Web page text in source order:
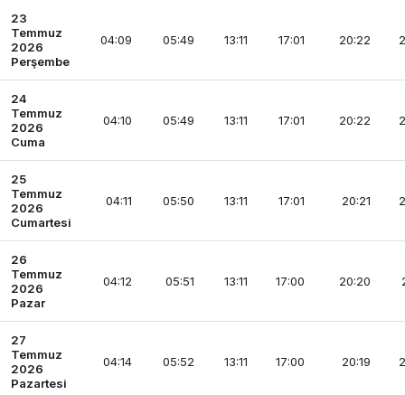
23
Temmuz
2026
Perşembe
04:09 05:49 13:11 17:01 20:22
24
Temmuz
2026
Cuma
04:10 05:49 13:11 17:01 20:22
25
Temmuz
2026
Cumartesi
04:11 05:50 13:11 17:01 20:21
26
Temmuz
2026
Pazar
04:12 05:51 13:11 17:00 20:20
27
Temmuz
2026
Pazartesi
04:14 05:52 13:11 17:00 20:19